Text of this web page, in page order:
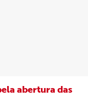
abertura das